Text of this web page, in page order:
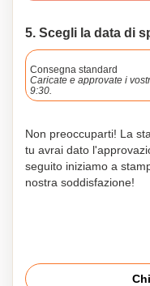
5. Scegli la data di
Consegna standard
Caricate e approvate i
9:30.
Non preoccuparti! La
tu avrai dato
seguito iniziamo a
nostra soddisfazione!